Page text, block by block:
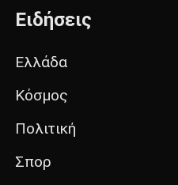
Ειδήσεις
Ελλάδα
Κόσμος
Πολιτική
Σπορ